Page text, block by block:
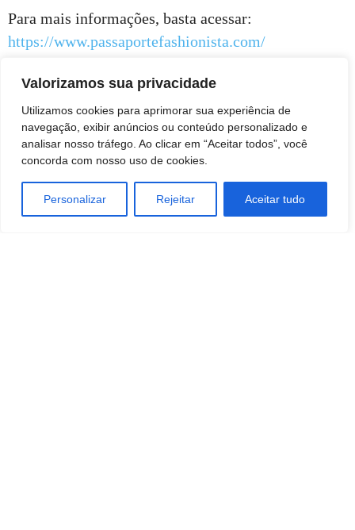
Valorizamos sua privacidade
Utilizamos cookies para aprimorar sua experiência de
navegação, exibir anúncios ou conteúdo personalizado e
analisar nosso tráfego. Ao clicar em “Aceitar todos”, você
concorda com nosso uso de cookies.
Personalizar Rejeitar Aceitar tudo
Para mais informações, basta acessar:
https://www.passaportefashionista.com/